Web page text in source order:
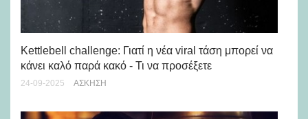
Kettlebell challenge: Γιατί η νέα viral τάση μπορεί να
κάνει καλό παρά κακό - Τι να προσέξετε
24-09-2025 ΆΣΚΗΣΗ